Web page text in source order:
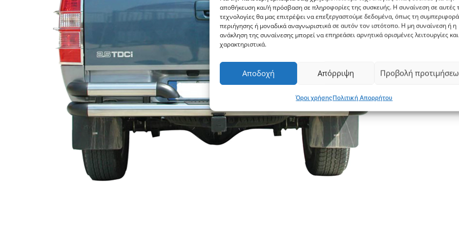
αποθήκευση και/ή πρόσβαση σε πληροφορίες της συσκευής. Η συναίνεση σε αυτές
τεχνολογίες θα μας επιτρέψει να επεξεργαστούμε δεδομένα, όπως τη συμπεριφορά
περιήγησης ή μοναδικά αναγνωριστικά σε αυτόν τον ιστότοπο. Η μη συναίνεση ή η
ανάκληση της συναίνεσης μπορεί να επηρεάσει αρνητικά ορισμένες λειτουργίες και
χαρακτηριστικά.
Αποδοχή Απόρριψη Προβολή
Όροι χρήσηςΠολιτική Απορρήτου